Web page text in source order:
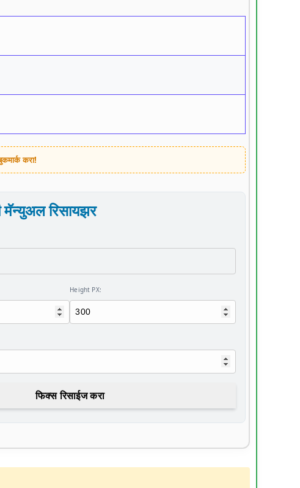
करा!
मॅन्युअल रिसायझर
Height PX:
फिक्स रिसाईज करा